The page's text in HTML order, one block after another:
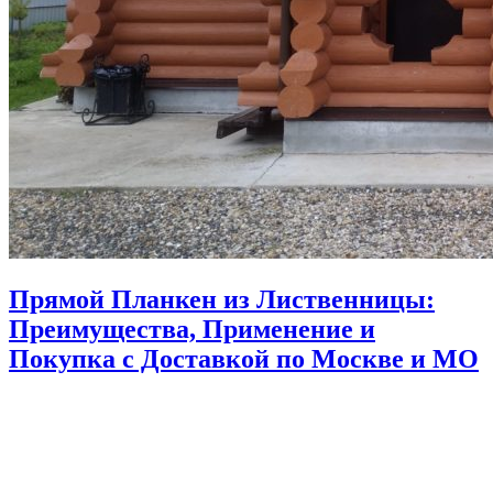
Прямой Планкен из Лиственницы:
Преимущества, Применение и
Покупка с Доставкой по Москве и МО